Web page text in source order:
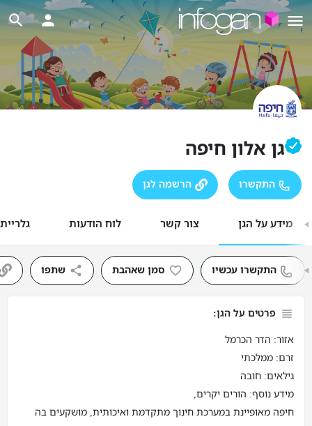
גן אלון חיפה
התקשרו הרשמה לגן
מידע על הגן צור קשר לוח הודעות
התקשרו עכשיו סמן שאהבת שתפו
פרטים על הגן:
אזור: הדר הכרמל
זרם: ממלכתי
גילאים: חובה
מידע נוסף: הורים יקרים,
חיפה מאופיינת במערכת חינוך מתקדמת ואיכותית, מושקעים בה